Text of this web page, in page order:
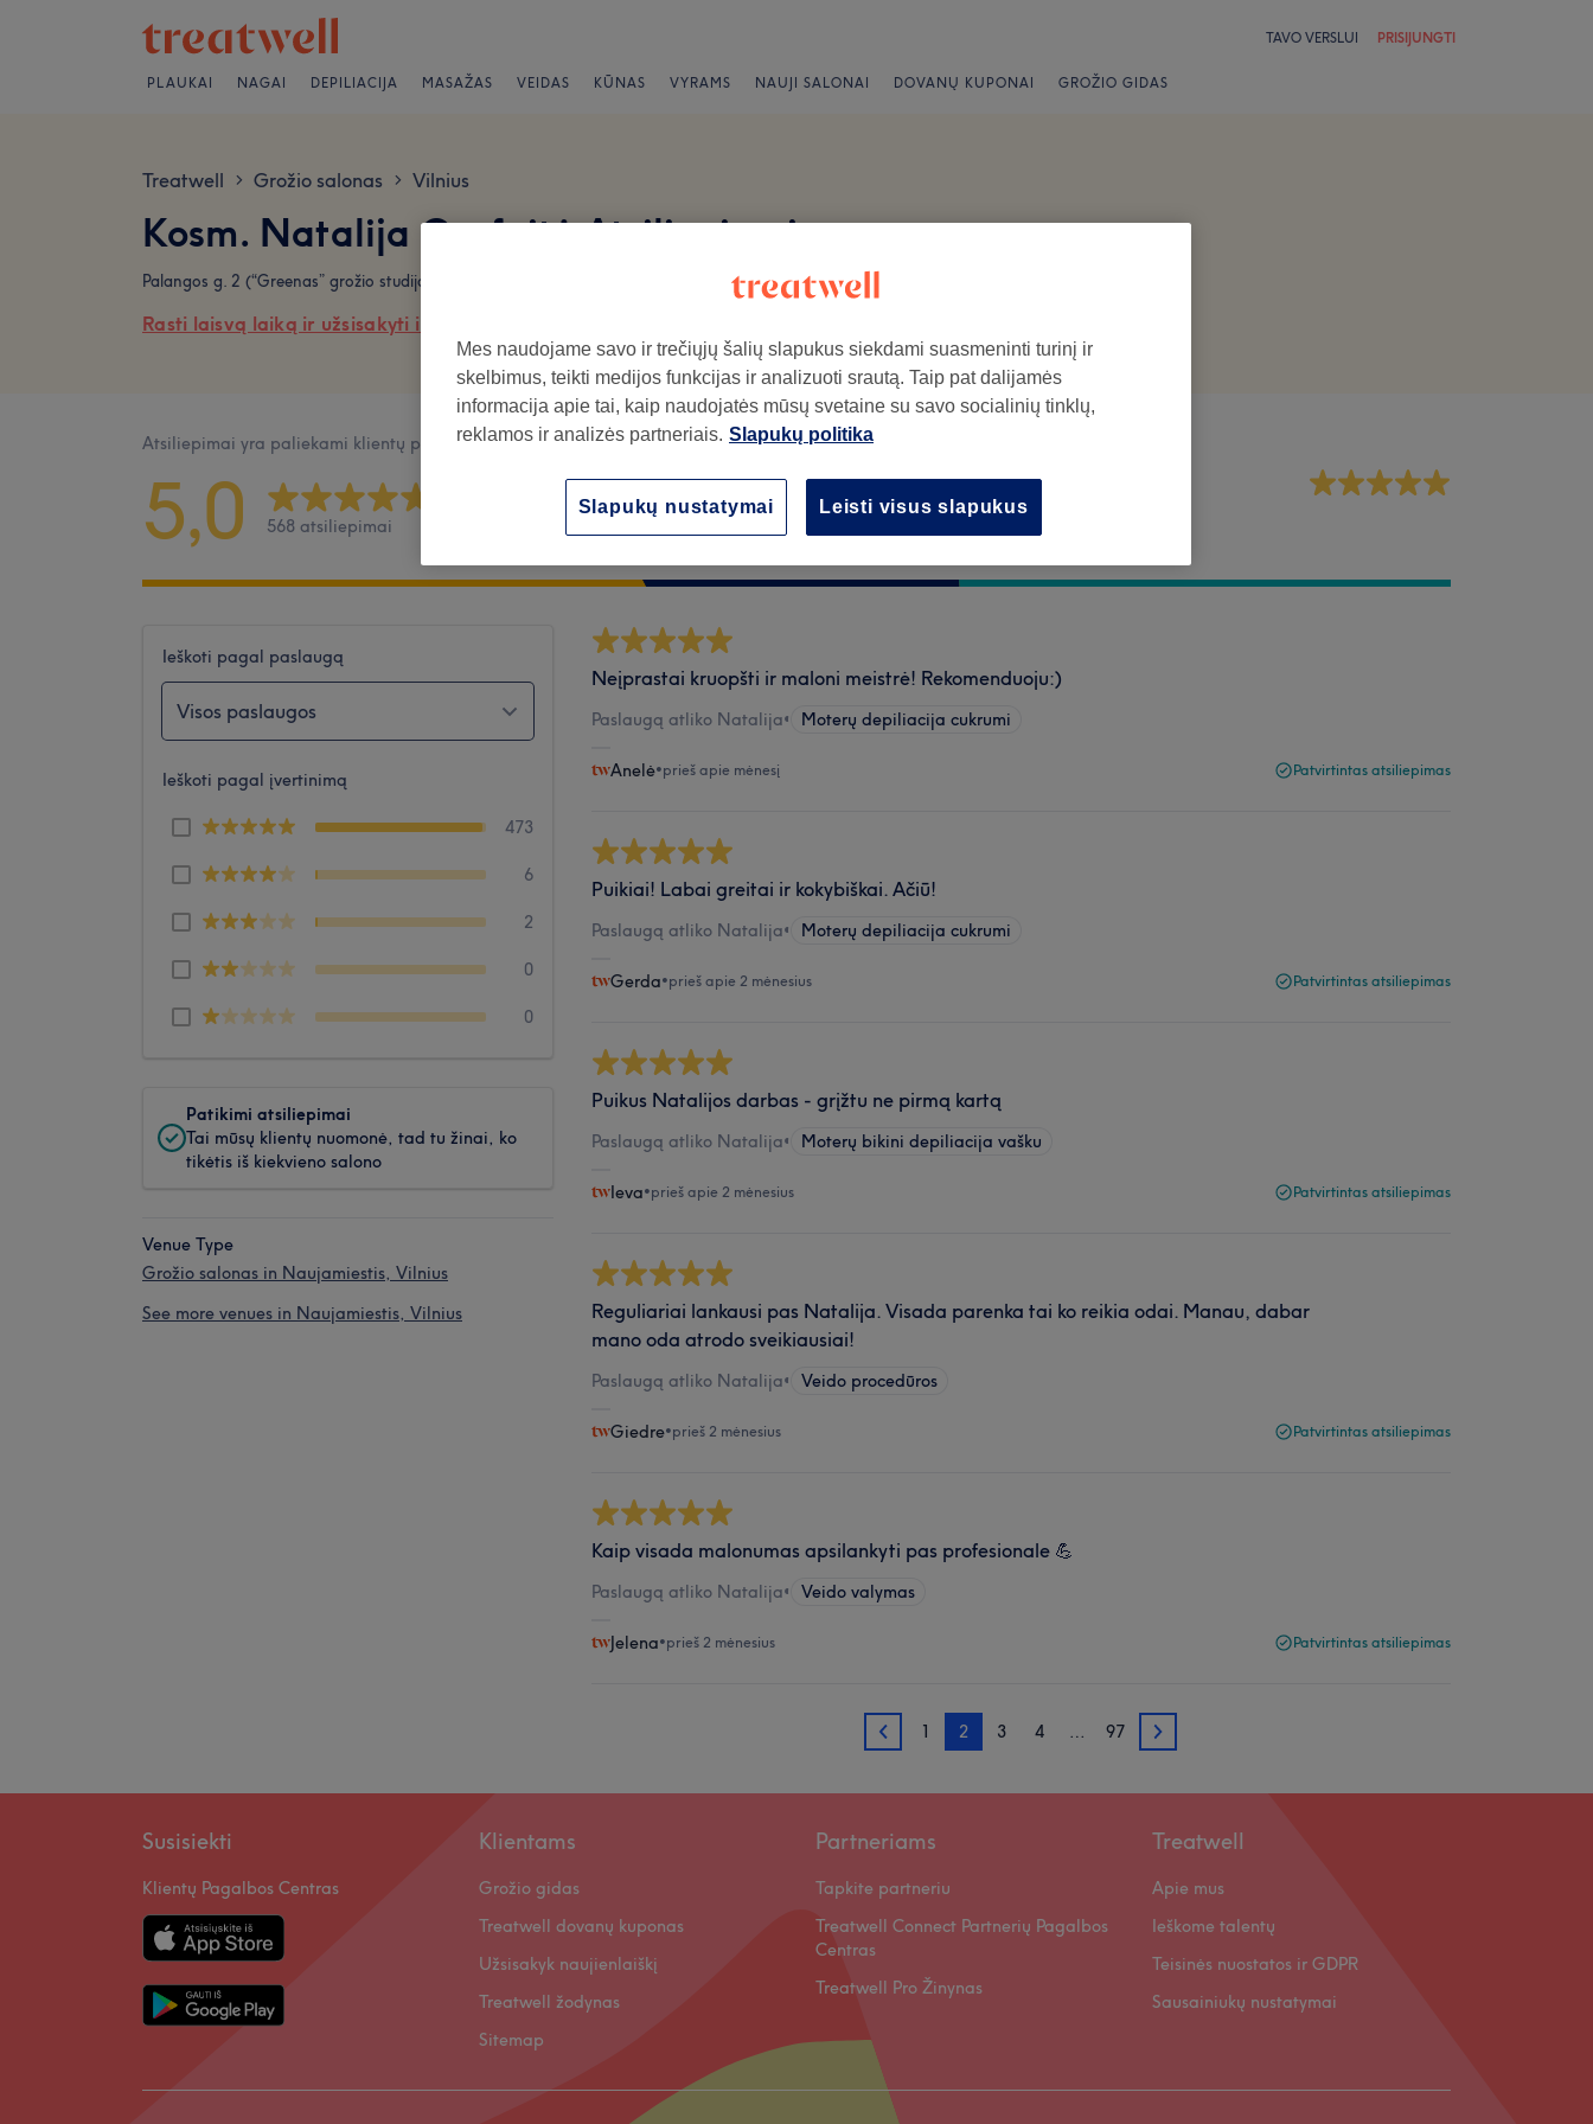
TAVO VERSLUI PRISIJUNGTI
PLAUKAI NAGAI DEPILIACIJA MASAŽAS VEIDAS KŪNAS VYRAMS NAUJI SALONAI DOVANŲ KUPONAI GROŽIO GIDAS
Treatwell > Grožio salonas > Vilnius
Kosm. Natalija Grafaitė Atsiliepimai
Palangos g. 2 (“Greenas” grožio studija), 01117 Vilnius
Rasti laisvą laiką ir užsisakyti internetu
Atsiliepimai yra paliekami klientų po jų apsilankymo salone.
5,0 568 atsiliepimai
Atmosfera
Švara
Personalas
Ieškoti pagal paslaugą
Visos paslaugos
Ieškoti pagal įvertinimą
473
6
2
0
0
Patikimi atsiliepimai
Tai mūsų klientų nuomonė, tad tu žinai, ko
tikėtis iš kiekvieno salono
Venue Type
Grožio salonas in Naujamiestis, Vilnius
See more venues in Naujamiestis, Vilnius
Neįprastai kruopšti ir maloni meistrė! Rekomenduoju:)
Paslaugą atliko Natalija• Moterų depiliacija cukrumi
Anelė•prieš apie mėnesį Patvirtintas atsiliepimas
Puikiai! Labai greitai ir kokybiškai. Ačiū!
Paslaugą atliko Natalija• Moterų depiliacija cukrumi
Gerda•prieš apie 2 mėnesius Patvirtintas atsiliepimas
Puikus Natalijos darbas - grįžtu ne pirmą kartą
Paslaugą atliko Natalija• Moterų bikini depiliacija vašku
Ieva•prieš apie 2 mėnesius Patvirtintas atsiliepimas
Reguliariai lankausi pas Natalija. Visada parenka tai ko reikia odai. Manau, dabar
mano oda atrodo sveikiausiai!
Paslaugą atliko Natalija• Veido procedūros
Giedre•prieš 2 mėnesius Patvirtintas atsiliepimas
Kaip visada malonumas apsilankyti pas profesionale 💪
Paslaugą atliko Natalija• Veido valymas
Jelena•prieš 2 mėnesius Patvirtintas atsiliepimas
1 1 2 3 4 … 97 3
Susisiekti
Klientų Pagalbos Centras
Klientams
Grožio gidas
Treatwell dovanų kuponas
Užsisakyk naujienlaiškį
Treatwell žodynas
Sitemap
Partneriams
Tapkite partneriu
Treatwell Connect Partnerių Pagalbos
Centras
Treatwell Pro Žinynas
Treatwell
Apie mus
Ieškome talentų
Teisinės nuostatos ir GDPR
Sausainiukų nustatymai
Mes naudojame savo ir trečiųjų šalių slapukus siekdami suasmeninti turinį ir
skelbimus, teikti medijos funkcijas ir analizuoti srautą. Taip pat dalijamės
informacija apie tai, kaip naudojatės mūsų svetaine su savo socialinių tinklų,
reklamos ir analizės partneriais. Slapukų politika
Leisti visus slapukus
Slapukų nustatymai